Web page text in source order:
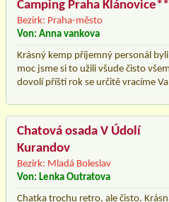
Camping Praha
Bezirk: Praha-město
Von: Anna vankova
Krásný kemp příjemný personál
moc jsme si to užili všude čisto
dovolí příští rok se určitě vracíme
Chatová osada V Údolí
Kurandov
Bezirk: Mladá Boleslav
Von: Lenka Outratova
Chatka trochu retro, ale čisto.